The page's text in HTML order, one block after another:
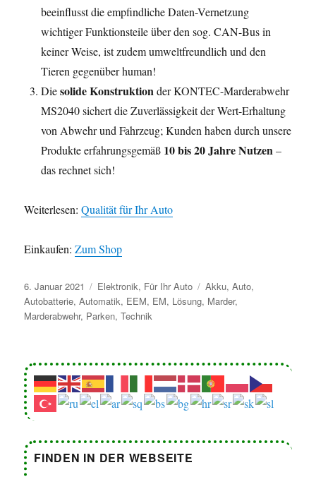
beeinflusst die empfindliche Daten-Vernetzung
wichtiger Funktionsteile über den sog. CAN-Bus in
keiner Weise, ist zudem umweltfreundlich und den
Tieren gegenüber human!
Diesolide Konstruktionder KONTEC-Marderabwehr
MS2040 sichert die Zuverlässigkeit der Wert-Erhaltung
von Abwehr und Fahrzeug; Kunden haben durch unsere
Produkte erfahrungsgemäß 10 bis 20 Jahre Nutzen–
das rechnet sich!
Weiterlesen:Qualität für Ihr Auto
Einkaufen:Zum Shop
Veröffentlicht
am
6. Januar 2021 Kategorien
Elektronik, Für Ihr Auto Schlagwörter
Akku,Auto,
Autobatterie,Automatik, EEM, EM, Lösung, Marder,
Marderabwehr, Parken,Technik
FINDEN IN DER WEBSEITE